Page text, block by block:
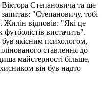
Степановича та ще
"Степановичу, тобі
відповів: "Які це
вистачить".
якісним психологом,
ставлення до
майстерності більше,
він був надто